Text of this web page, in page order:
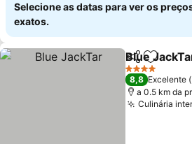
Selecione as datas para ver os
exatos.
Partilhar
Blue
4 Estrelas
8,8 Excelente
a 0.5 km da
Culinária